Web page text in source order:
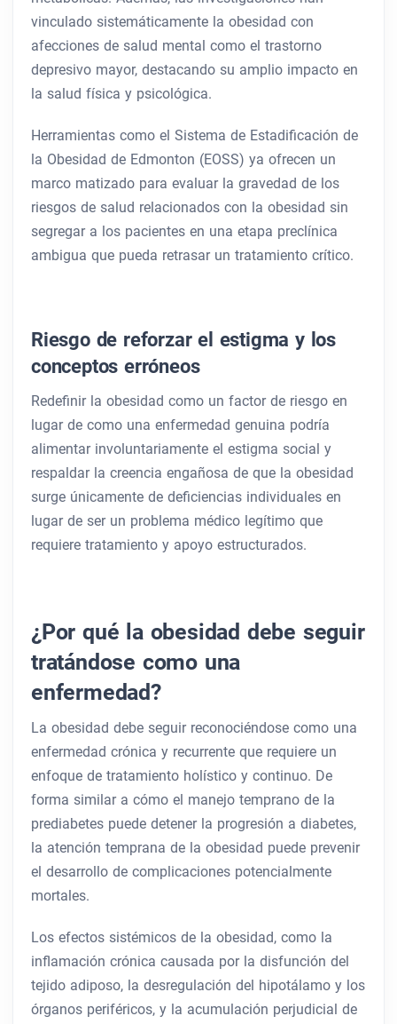
vinculado sistemáticamente la obesidad con
afecciones de salud mental como el trastorno
depresivo mayor, destacando su amplio impacto en
la salud física y psicológica.
Herramientas como el Sistema de Estadificación de
la Obesidad de Edmonton (EOSS) ya ofrecen un
marco matizado para evaluar la gravedad de los
riesgos de salud relacionados con la obesidad sin
segregar a los pacientes en una etapa preclínica
ambigua que pueda retrasar un tratamiento crítico.
Riesgo de reforzar el estigma y los
conceptos erróneos
Redefinir la obesidad como un factor de riesgo en
lugar de como una enfermedad genuina podría
alimentar involuntariamente el estigma social y
respaldar la creencia engañosa de que la obesidad
surge únicamente de deficiencias individuales en
lugar de ser un problema médico legítimo que
requiere tratamiento y apoyo estructurados.
¿Por qué la obesidad debe seguir
tratándose como una
enfermedad?
La obesidad debe seguir reconociéndose como una
enfermedad crónica y recurrente que requiere un
enfoque de tratamiento holístico y continuo. De
forma similar a cómo el manejo temprano de la
prediabetes puede detener la progresión a diabetes,
la atención temprana de la obesidad puede prevenir
el desarrollo de complicaciones potencialmente
mortales.
Los efectos sistémicos de la obesidad, como la
inflamación crónica causada por la disfunción del
tejido adiposo, la desregulación del hipotálamo y los
órganos periféricos, y la acumulación perjudicial de